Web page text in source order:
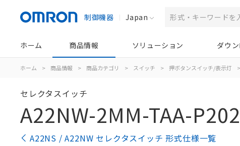
制御機器 Japan
ホーム 商品情報 ソリューション ダウ
ホーム > 商品情報 > 商品カテゴリ > スイッチ > 押ボタンスイッチ/表示灯 >
セレクタスイッチ
A22NW-2MM-TAA-
A22NS / A22NW セレクタスイッチ 形式仕様一覧